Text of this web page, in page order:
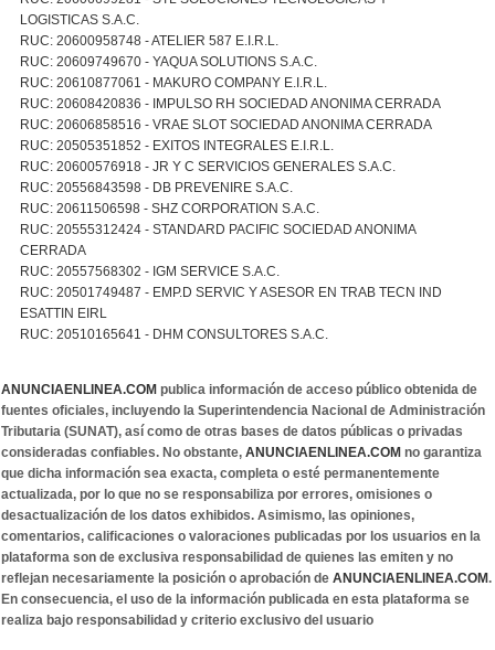
LOGISTICAS S.A.C.
RUC: 20600958748 - ATELIER 587 E.I.R.L.
RUC: 20609749670 - YAQUA SOLUTIONS S.A.C.
RUC: 20610877061 - MAKURO COMPANY E.I.R.L.
RUC: 20608420836 - IMPULSO RH SOCIEDAD ANONIMA CERRADA
RUC: 20606858516 - VRAE SLOT SOCIEDAD ANONIMA CERRADA
RUC: 20505351852 - EXITOS INTEGRALES E.I.R.L.
RUC: 20600576918 - JR Y C SERVICIOS GENERALES S.A.C.
RUC: 20556843598 - DB PREVENIRE S.A.C.
RUC: 20611506598 - SHZ CORPORATION S.A.C.
RUC: 20555312424 - STANDARD PACIFIC SOCIEDAD ANONIMA
CERRADA
RUC: 20557568302 - IGM SERVICE S.A.C.
RUC: 20501749487 - EMP.D SERVIC Y ASESOR EN TRAB TECN IND
ESATTIN EIRL
RUC: 20510165641 - DHM CONSULTORES S.A.C.
ANUNCIAENLINEA.COM publica información de acceso público obtenida de
fuentes oficiales, incluyendo la Superintendencia Nacional de Administración
Tributaria (SUNAT), así como de otras bases de datos públicas o privadas
consideradas confiables. No obstante, ANUNCIAENLINEA.COM no garantiza
que dicha información sea exacta, completa o esté permanentemente
actualizada, por lo que no se responsabiliza por errores, omisiones o
desactualización de los datos exhibidos. Asimismo, las opiniones,
comentarios, calificaciones o valoraciones publicadas por los usuarios en la
plataforma son de exclusiva responsabilidad de quienes las emiten y no
reflejan necesariamente la posición o aprobación de ANUNCIAENLINEA.COM.
En consecuencia, el uso de la información publicada en esta plataforma se
realiza bajo responsabilidad y criterio exclusivo del usuario